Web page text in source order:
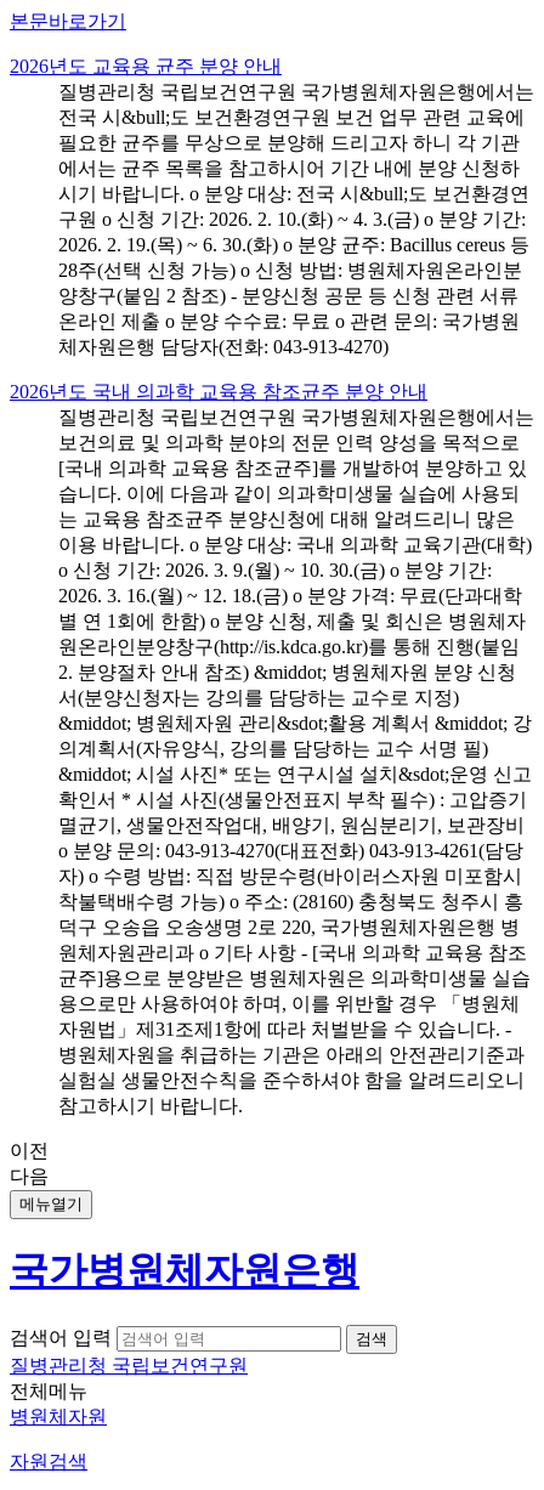
본문바로가기
2026년도 교육용 균주 분양 안내
질병관리청 국립보건연구원 국가병원체자원은행에서는
전국 시&bull;도 보건환경연구원 보건 업무 관련 교육에
필요한 균주를 무상으로 분양해 드리고자 하니 각 기관
에서는 균주 목록을 참고하시어 기간 내에 분양 신청하
시기 바랍니다. o 분양 대상: 전국 시&bull;도 보건환경연
구원 o 신청 기간: 2026. 2. 10.(화) ~ 4. 3.(금) o 분양 기간:
2026. 2. 19.(목) ~ 6. 30.(화) o 분양 균주: Bacillus cereus 등
28주(선택 신청 가능) o 신청 방법: 병원체자원온라인분
양창구(붙임 2 참조) - 분양신청 공문 등 신청 관련 서류
온라인 제출 o 분양 수수료: 무료 o 관련 문의: 국가병원
체자원은행 담당자(전화: 043-913-4270)
2026년도 국내 의과학 교육용 참조균주 분양 안내
질병관리청 국립보건연구원 국가병원체자원은행에서는
보건의료 및 의과학 분야의 전문 인력 양성을 목적으로
[국내 의과학 교육용 참조균주]를 개발하여 분양하고 있
습니다. 이에 다음과 같이 의과학미생물 실습에 사용되
는 교육용 참조균주 분양신청에 대해 알려드리니 많은
이용 바랍니다. o 분양 대상: 국내 의과학 교육기관(대학)
o 신청 기간: 2026. 3. 9.(월) ~ 10. 30.(금) o 분양 기간:
2026. 3. 16.(월) ~ 12. 18.(금) o 분양 가격: 무료(단과대학
별 연 1회에 한함) o 분양 신청, 제출 및 회신은 병원체자
원온라인분양창구(http://is.kdca.go.kr)를 통해 진행(붙임
2. 분양절차 안내 참조) &middot; 병원체자원 분양 신청
서(분양신청자는 강의를 담당하는 교수로 지정)
&middot; 병원체자원 관리&sdot;활용 계획서 &middot; 강
의계획서(자유양식, 강의를 담당하는 교수 서명 필)
&middot; 시설 사진* 또는 연구시설 설치&sdot;운영 신고
확인서 * 시설 사진(생물안전표지 부착 필수) : 고압증기
멸균기, 생물안전작업대, 배양기, 원심분리기, 보관장비
o 분양 문의: 043-913-4270(대표전화) 043-913-4261(담당
자) o 수령 방법: 직접 방문수령(바이러스자원 미포함시
착불택배수령 가능) o 주소: (28160) 충청북도 청주시 흥
덕구 오송읍 오송생명 2로 220, 국가병원체자원은행 병
원체자원관리과 o 기타 사항 - [국내 의과학 교육용 참조
균주]용으로 분양받은 병원체자원은 의과학미생물 실습
용으로만 사용하여야 하며, 이를 위반할 경우 「병원체
자원법」제31조제1항에 따라 처벌받을 수 있습니다. -
병원체자원을 취급하는 기관은 아래의 안전관리기준과
실험실 생물안전수칙을 준수하셔야 함을 알려드리오니
참고하시기 바랍니다.
이전
다음
메뉴열기
국가병원체자원은행
검색어 입력
질병관리청 국립보건연구원
전체메뉴
병원체자원
자원검색